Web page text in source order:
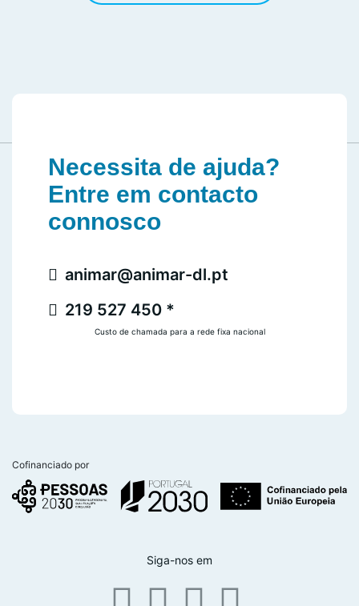
Necessita de ajuda?
Entre em contacto
connosco
219 527 450 *
animar@animar-dl.pt
Custo de chamada para a rede fixa nacional
Cofinanciado por
Siga-nos em